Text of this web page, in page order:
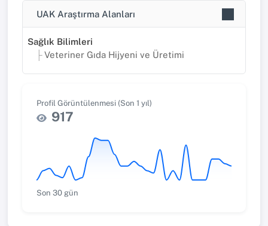
UAK Araştırma Alanları
Sağlık Bilimleri
Veteriner Gıda Hijyeni ve Üretimi
Profil Görüntülenmesi (Son 1 yıl)
917
Son 30 gün